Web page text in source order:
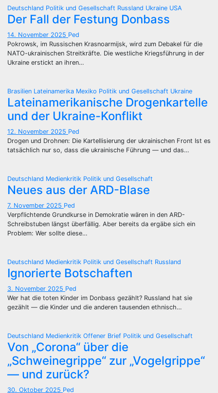
Deutschland Politik und Gesellschaft Russland Ukraine USA
Der Fall der Festung Donbass
14. November 2025 Ped
Pokrowsk, im Russischen Krasnoarmijsk, wird zum Debakel für die
NATO-ukrainischen Streitkräfte. Die westliche Kriegsführung in der
Ukraine erstickt an ihren…
Brasilien Lateinamerika Mexiko Politik und Gesellschaft Ukraine
Lateinamerikanische Drogenkartelle
und der Ukraine-Konflikt
12. November 2025 Ped
Drogen und Drohnen: Die Kartellisierung der ukrainischen Front Ist es
tatsächlich nur so, dass die ukrainische Führung — und das…
Deutschland Medienkritik Politik und Gesellschaft
Neues aus der ARD-Blase
7. November 2025 Ped
Verpflichtende Grundkurse in Demokratie wären in den ARD-
Schreibstuben längst überfällig. Aber bereits da ergäbe sich ein
Problem: Wer sollte diese…
Deutschland Medienkritik Politik und Gesellschaft Russland
Ignorierte Botschaften
3. November 2025 Ped
Wer hat die toten Kinder im Donbass gezählt? Russland hat sie
gezählt — die Kinder und die anderen tausenden ethnisch…
Deutschland Medienkritik Offener Brief Politik und Gesellschaft
Von „Corona“ über die
„Schweinegrippe“ zur „Vogelgrippe“
— und zurück?
30. Oktober 2025 Ped